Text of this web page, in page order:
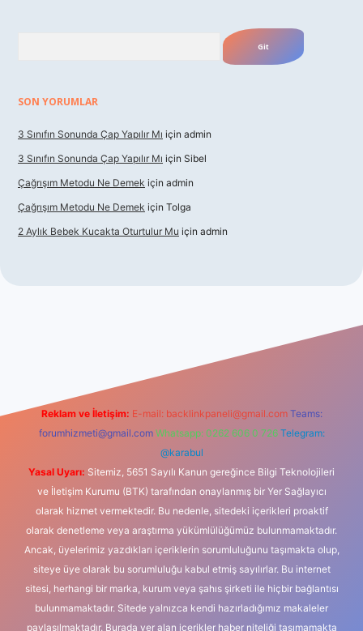
SON YORUMLAR
3 Sınıfın Sonunda Çap Yapılır Mı için admin
3 Sınıfın Sonunda Çap Yapılır Mı için Sibel
Çağrışım Metodu Ne Demek için admin
Çağrışım Metodu Ne Demek için Tolga
2 Aylık Bebek Kucakta Oturtulur Mu için admin
Reklam ve İletişim: E-mail: backlinkpaneli@gmail.com Teams:
forumhizmeti@gmail.com Whatsapp: 0262 606 0 726 Telegram:
@karabul
Yasal Uyarı: Sitemiz, 5651 Sayılı Kanun gereğince Bilgi Teknolojileri
ve İletişim Kurumu (BTK) tarafından onaylanmış bir Yer Sağlayıcı
olarak hizmet vermektedir. Bu nedenle, sitedeki içerikleri proaktif
olarak denetleme veya araştırma yükümlülüğümüz bulunmamaktadır.
Ancak, üyelerimiz yazdıkları içeriklerin sorumluluğunu taşımakta olup,
siteye üye olarak bu sorumluluğu kabul etmiş sayılırlar. Bu internet
sitesi, herhangi bir marka, kurum veya şahıs şirketi ile hiçbir bağlantısı
bulunmamaktadır. Sitede yalnızca kendi hazırladığımız makaleler
paylaşılmaktadır. Burada yer alan içerikler haber niteliği taşımamakta